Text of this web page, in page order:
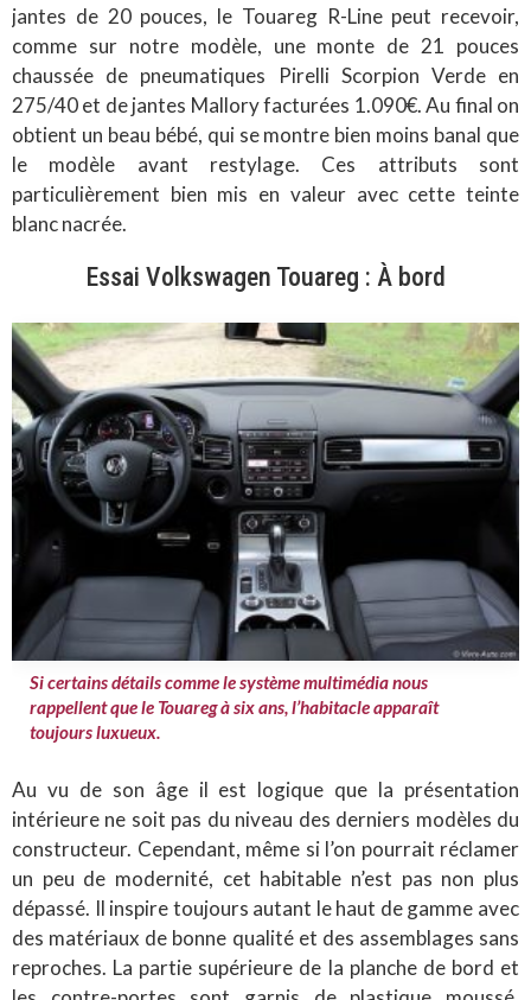
jantes de 20 pouces, le Touareg R-Line peut recevoir,
comme sur notre modèle, une monte de 21 pouces
chaussée de pneumatiques Pirelli Scorpion Verde en
275/40 et de jantes Mallory facturées 1.090€. Au final on
obtient un beau bébé, qui se montre bien moins banal que
le modèle avant restylage. Ces attributs sont
particulièrement bien mis en valeur avec cette teinte
blanc nacrée.
Essai Volkswagen Touareg : À bord
Si certains détails comme le système multimédia nous
rappellent que le Touareg à six ans, l’habitacle apparaît
toujours luxueux.
Au vu de son âge il est logique que la présentation
intérieure ne soit pas du niveau des derniers modèles du
constructeur. Cependant, même si l’on pourrait réclamer
un peu de modernité, cet habitable n’est pas non plus
dépassé. Il inspire toujours autant le haut de gamme avec
des matériaux de bonne qualité et des assemblages sans
reproches. La partie supérieure de la planche de bord et